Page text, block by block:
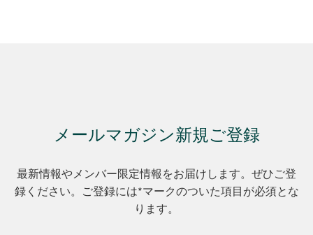
メールマガジン新規ご登録
最新情報やメンバー限定情報をお届けします。ぜひご登
録ください。ご登録には*マークのついた項目が必須とな
ります。